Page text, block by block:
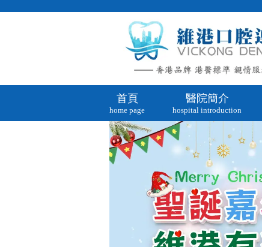
首頁
home page
醫院簡介
hospital introduction